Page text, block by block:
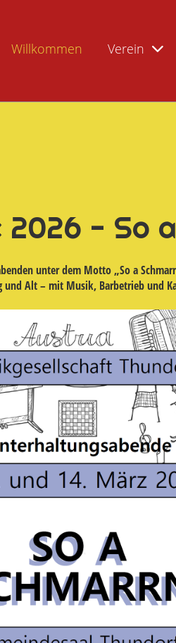
Willkommen Verein
- So
unter dem Motto „So a
und Alt – mit Musik, Barbetrieb und